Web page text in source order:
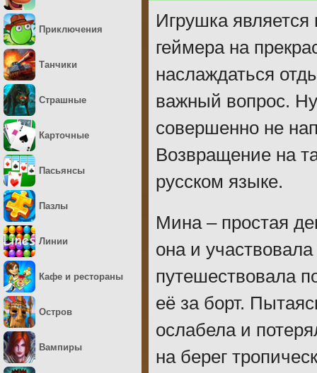
Игрушка
геймера на
наслаждаться
важный вопрос.
совершенно не
Возвращение на
русском языке.
Мина – простая
она и участвовала
путешествовала
её за борт.
ослабела и
на берег
Приключения
Танчики
Страшные
Карточные
Пасьянсы
Пазлы
Линии
Кафе и рестораны
Остров
Вампиры